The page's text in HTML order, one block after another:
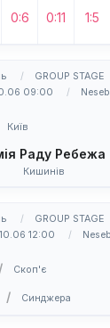
0:6 0:11 1:5
GROUP STAGE
09:00
Київ
Раду Ребежа
Кишинів
GROUP STAGE
10.06 12:00
Скоп'є
Синджера